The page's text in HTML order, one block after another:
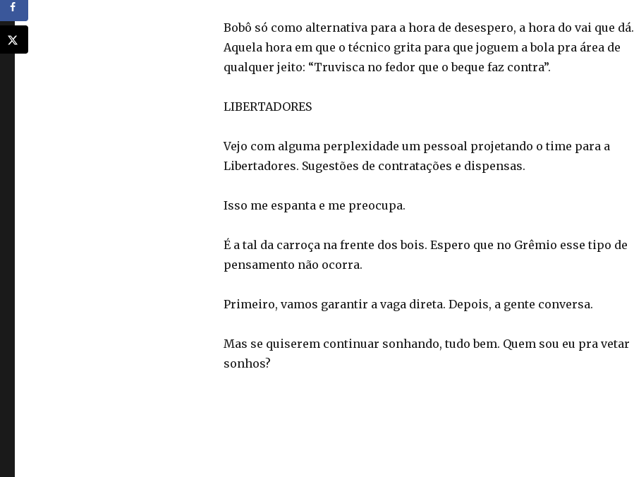
Bobô só como alternativa para a hora de desespero, a hora do vai que dá.
Aquela hora em que o técnico grita para que joguem a bola pra área de
qualquer jeito: “Truvisca no fedor que o beque faz contra”.
LIBERTADORES
Vejo com alguma perplexidade um pessoal projetando o time para a
Libertadores. Sugestões de contratações e dispensas.
Isso me espanta e me preocupa.
É a tal da carroça na frente dos bois. Espero que no Grêmio esse tipo de
pensamento não ocorra.
Primeiro, vamos garantir a vaga direta. Depois, a gente conversa.
Mas se quiserem continuar sonhando, tudo bem. Quem sou eu pra vetar
sonhos?